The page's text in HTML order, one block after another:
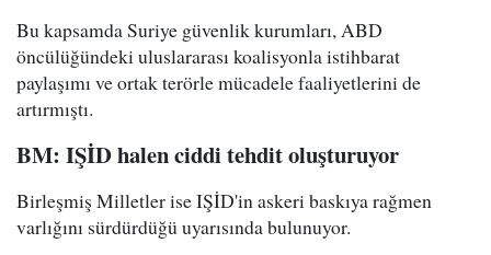
Bu kapsamda Suriye güvenlik kurumları, ABD
öncülüğündeki uluslararası koalisyonla istihbarat
paylaşımı ve ortak terörle mücadele faaliyetlerini de
artırmıştı.
BM: IŞİD halen ciddi tehdit oluşturuyor
Birleşmiş Milletler ise IŞİD'in askeri baskıya rağmen
varlığını sürdürdüğü uyarısında bulunuyor.